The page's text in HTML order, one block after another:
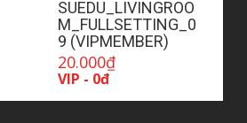
SUEDU_LIVINGROO
M_FULLSETTING_0
9 (VIPMEMBER)
20.000₫
VIP - 0đ